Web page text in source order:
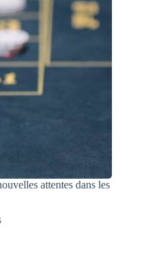
attentes dans les